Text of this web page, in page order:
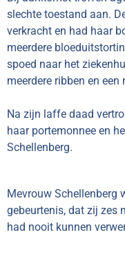
slechte toestand aan.
verkracht en had haar
meerdere
spoed naar het
meerdere ribben en
Na zijn laffe daad
haar portemonnee en
Schellenberg.
Mevrouw Schellenberg
gebeurtenis, dat zij zes
had nooit kunnen